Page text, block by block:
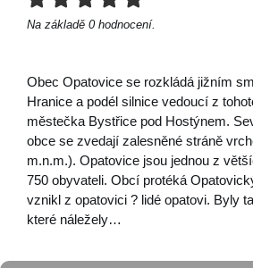
Na základě 0 hodnocení.
Obec Opatovice se rozkládá jižním
Hranice a podél silnice vedoucí z
městečka Bystřice pod Hostýnem.
obce se zvedají zalesněné stráně
m.n.m.). Opatovice jsou jednou z
750 obyvateli. Obcí protéká
vznikl z opatovici ? lidé opatovi. Byly
které náležely…